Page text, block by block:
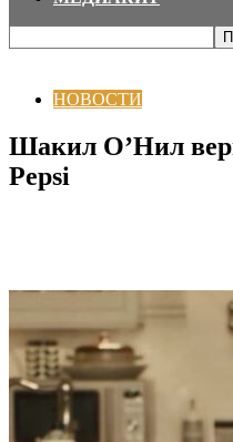
НОВОСТИ
Шакил О’Нил
Pepsi